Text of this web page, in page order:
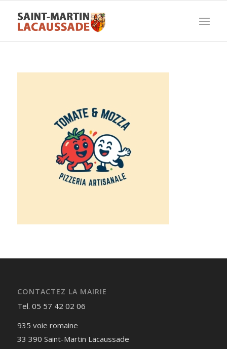
CONTACTEZ LA MAIRIE
Tel. 05 57 42 02 06
935 voie romaine
33 390 Saint-Martin Lacaussade